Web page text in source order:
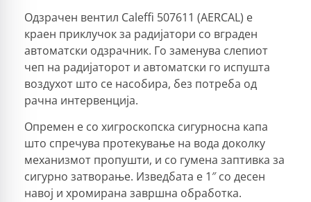
Одзрачен вентил Caleffi 507611 (AERCAL) е
краен приклучок за радијатори со вграден
автоматски одзрачник. Го заменува слепиот
чеп на радијаторот и автоматски го испушта
воздухот што се насобира, без потреба од
рачна интервенција.
Опремен е со хигроскопска сигурносна капа
што спречува протекување на вода доколку
механизмот пропушти, и со гумена заптивка за
сигурно затворање. Изведбата е 1″ со десен
навој и хромирана завршна обработка.